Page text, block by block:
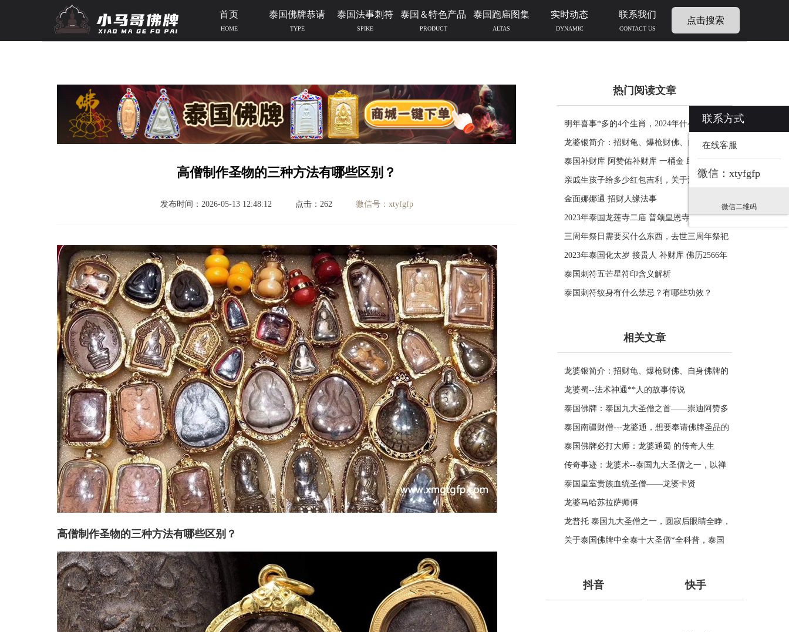
首页
HOME
泰国佛牌恭请
TYPE
泰国法事刺符
SPIKE
泰国＆特色产品
PRODUCT
泰国跑庙图集
ALTAS
实时动态
DYNAMIC
联系我们
CONTACT US
点击搜索
高僧制作圣物的三种方法有哪些区别？
发布时间：2026-05-13 12:48:12 点击：262 微信号：xtyfgfp
高僧制作圣物的三种方法有哪些区别？
热门阅读文章
明年喜事*多的4个生肖，2024年什么生肖福运
临门好事连连
龙婆银简介：招财龟、爆枪财佛、自身佛牌的
功效介绍
泰国补财库 阿赞佑补财库 一桶金 助力生意财
运财富
亲戚生孩子给多少红包吉利，关于添丁份子钱
风水讲究
金面娜娜通 招财人缘法事
2023年泰国龙莲寺二庙 普颂皇恩寺化太岁 接
贵人 补财库 佛历2566年
三周年祭日需要买什么东西，去世三周年祭祀
用品风水
2023年泰国化太岁 接贵人 补财库 佛历2566年
泰国刺符五芒星符印含义解析
泰国刺符纹身有什么禁忌？有哪些功效？
相关文章
龙婆银简介：招财龟、爆枪财佛、自身佛牌的
功效介绍
龙婆蜀--法术神通**人的故事传说
泰国佛牌：泰国九大圣僧之首——崇迪阿赞多
泰国南疆财僧---龙婆通，想要奉请佛牌圣品的
必须看过来！
泰国佛牌必打大师：龙婆通蜀 的传奇人生
传奇事迹：龙婆术--泰国九大圣僧之一，以禅
定和白榄佛牌著名
泰国皇室贵族血统圣僧——龙婆卡贤
龙婆马哈苏拉萨师傅
龙普托 泰国九大圣僧之一，圆寂后眼睛全睁，
肉身竟然百年不腐！
关于泰国佛牌中全泰十大圣僧*全科普，泰国
抖音 快手
联系方式
在线客服
微信：xtyfgfp
微信二维码